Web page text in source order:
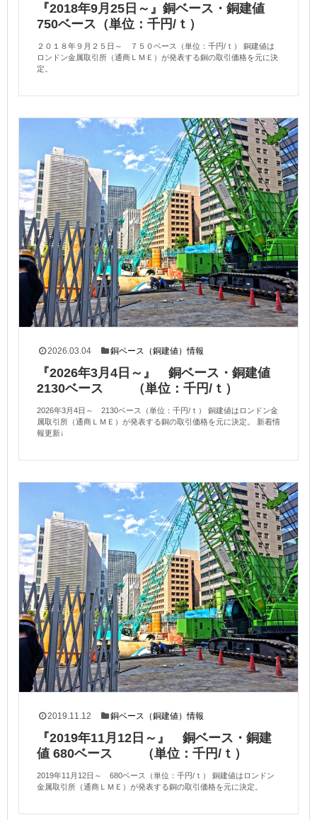
『2018年9月25日～』銅ベース・銅建値
750ベース（単位：千円/ｔ）
２０１８年９月２５日～ ７５０ベース（単位：千円/ｔ） 銅建値は
ロンドン金属取引所（通商ＬＭＥ）が発表する銅の取引価格を元に決
定。
2026.03.04 銅ベース（銅建値）情報
『2026年3月4日～』 銅ベース・銅建値
2130ベース （単位：千円/ｔ）
2026年3月4日～ 2130ベース（単位：千円/ｔ） 銅建値はロンドン金
属取引所（通商ＬＭＥ）が発表する銅の取引価格を元に決定。 新着情
報更新↓
2019.11.12 銅ベース（銅建値）情報
『2019年11月12日～』 銅ベース・銅建
値 680ベース （単位：千円/ｔ）
2019年11月12日～ 680ベース（単位：千円/ｔ） 銅建値はロンドン
金属取引所（通商ＬＭＥ）が発表する銅の取引価格を元に決定。